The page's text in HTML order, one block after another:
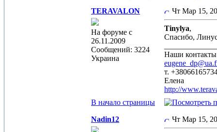
TERAVALON
На форуме с
26.11.2009
Сообщений: 3224
Украина
Чт Мар 15,
Tinylya,
Спасибо,
Наши
т.
Елена
http://
В начало страницы
Nadin12 Чт Мар 15,